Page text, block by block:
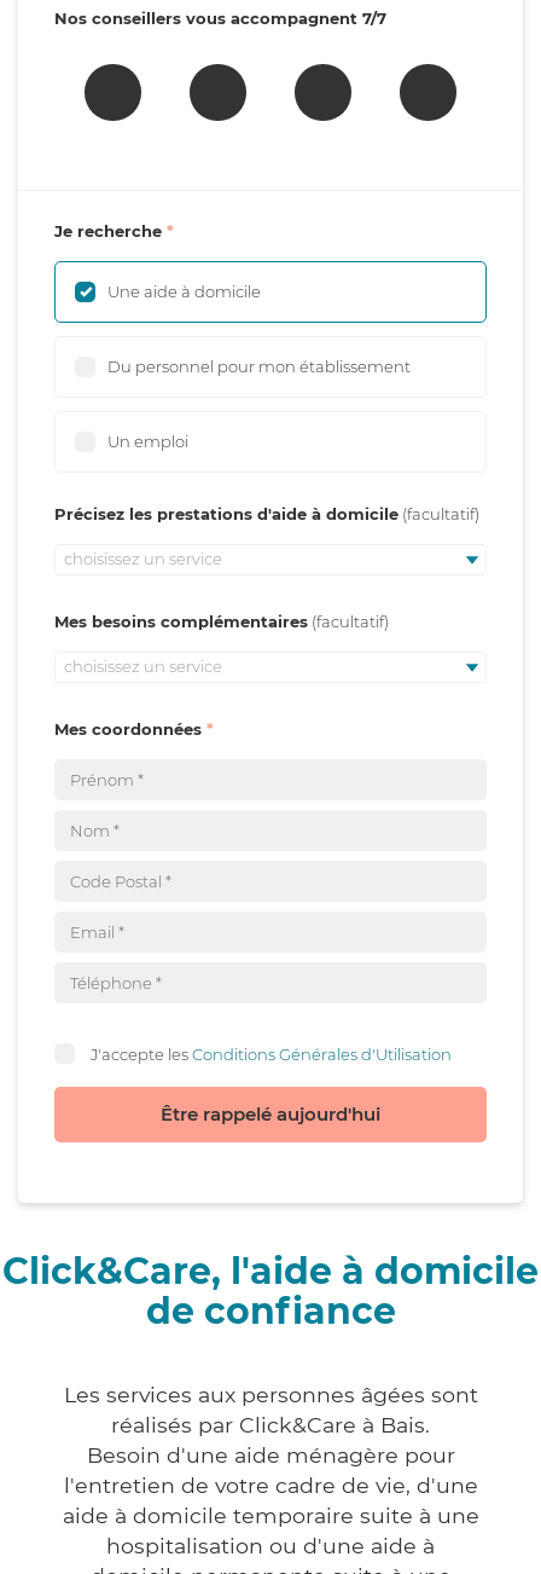
Nos conseillers vous accompagnent 7/7
Je recherche
Une aide à domicile
Du personnel pour mon établissement
Un emploi
Précisez les prestations d'aide à domicile
choisissez un service
Mes besoins complémentaires
choisissez un service
Mes coordonnées
J'accepte lesConditions Générales d'Utilisation
Être rappelé aujourd'hui
Click&Care, l'aide à domicile
de confiance
Les services aux personnes âgées sont
réalisés par Click&Care à Bais.
Besoin d'une aide ménagère pour
l'entretien de votre cadre de vie, d'une
aide à domicile temporaire suite à une
hospitalisation ou d'une aide à